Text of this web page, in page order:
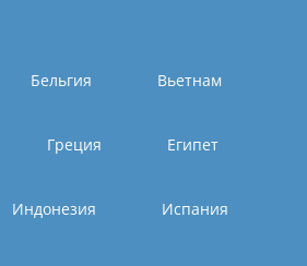
Бельгия Вьетнам
Греция Египет
Индонезия Испания